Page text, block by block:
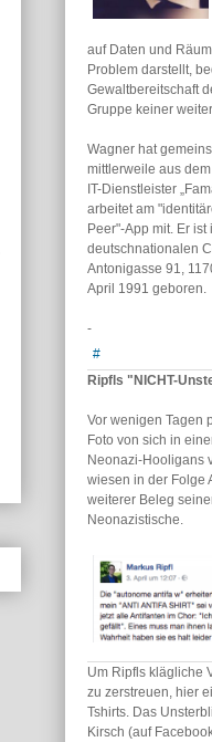
auf Daten und
Problem darstellt,
Gewaltbereitschaft
Gruppe keiner
Wagner hat
mittlerweile aus
IT-Dienstleister
arbeitet am
Peer"-App mit. Er
deutschnationalen
Antonigasse 91,
April 1991 geboren.
-
#
Ripfls "NICHT-
Vor wenigen Tagen
Foto von sich in
Neonazi-Hooligans
wiesen in der Folge
weiterer Beleg
Neonazistische.
Um Ripfls klägliche
zu zerstreuen, hier
Tshirts. Das
Kirsch (auf